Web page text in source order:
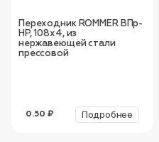
Переходник ROMMER ВПр-
НР, 108х4, из
нержавеющей стали
прессовой
0.50 ₽ Подробнее